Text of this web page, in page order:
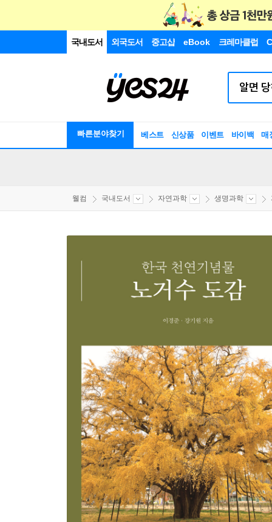
국내도서 외국도서 중고샵 eBook 크레마클럽
빠른분야찾기 베스트 신상품 이벤트 바이백 매
웰컴 국내도서 자연과학 생명과학